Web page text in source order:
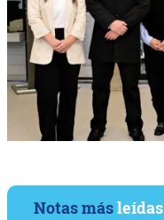
Notas másleídas